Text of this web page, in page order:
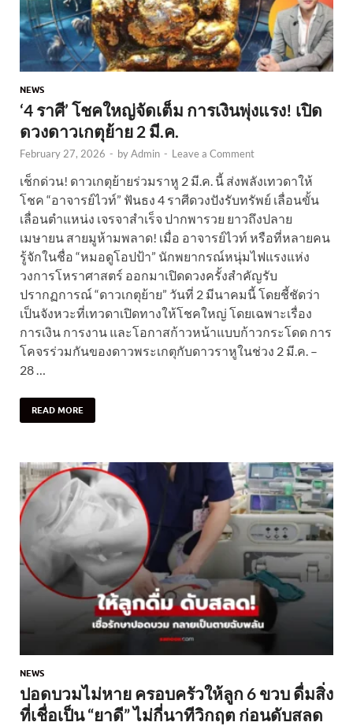
NEWS
‘4 ราศี’ โชคใหญ่จัดเต็ม การเงินพุ่งแรง! เปิด
ดวงดาวเกตุย้าย 2 มี.ค.
February 27, 2026 - byAdmin - Leave a Comment
เช็กด่วน! ดาวเกตุย้ายร่วมราหู 2 มี.ค. นี้ ส่งพลังเทวดาให้
โชค “อาจารย์ไวท์” ฟันธง 4 ราศีดวงปังรับทรัพย์ เลื่อนขั้น
เลื่อนตำแหน่ง เจรจาสำเร็จ ปากพารวย ยาวถึงปลาย
เมษายน สายมูห้ามพลาด! เมื่อ อาจารย์ไวท์ หรือที่หลายคน
รู้จักในชื่อ “หมอดูโอปป้า” นักพยากรณ์หนุ่มไฟแรงแห่ง
วงการโหราศาสตร์ ออกมาเปิดดวงครั้งสำคัญรับ
ปรากฏการณ์ “ดาวเกตุย้าย” วันที่ 2 มีนาคมนี้ โดยชี้ชัดว่า
เป็นจังหวะที่เทวดาเปิดทางให้โชคใหญ่ โดยเฉพาะเรื่อง
การเงิน การงาน และโอกาสก้าวหน้าแบบก้าวกระโดด การ
โคจรร่วมกันของดาวพระเกตุกับดาวราหูในช่วง 2 มี.ค. –
28 …
READ MORE
NEWS
ปอดบวมไม่หาย ครอบครัวให้ลูก 6 ขวบ ดื่มสิ่ง
ที่เชื่อเป็น “ยาดี” ไม่กี่นาทีวิกฤต ก่อนดับสลด